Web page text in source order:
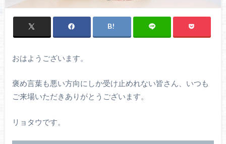
おはようございます。
褒め言葉も悪い方向にしか受け止めれない皆さん、いつも
ご来場いただきありがとうございます。
リョタウです。